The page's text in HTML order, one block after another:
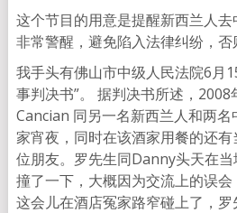
这个节目的用意是提醒新西兰人
非常警醒，避免陷入法律纠纷，否
我手头有佛山市中级人民法院6月
事判决书”。 据判决书所述，
Cancian 同另一名新西兰人和两
家宵夜，同时在该酒家用餐的还
位朋友。罗先生同Danny头天在
撞了一下，大概因为交流上的误会
这会儿在酒店冤家路窄碰上了，罗